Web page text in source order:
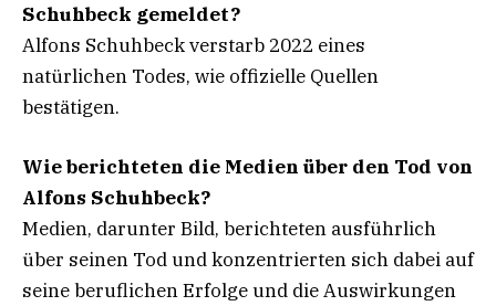
Schuhbeck gemeldet?
Alfons Schuhbeck verstarb 2022 eines
natürlichen Todes, wie offizielle Quellen
bestätigen.
Wie berichteten die Medien über den Tod von
Alfons Schuhbeck?
Medien, darunter Bild, berichteten ausführlich
über seinen Tod und konzentrierten sich dabei auf
seine beruflichen Erfolge und die Auswirkungen